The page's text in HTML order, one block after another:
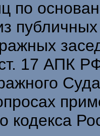
по
17 АПК
кодекса